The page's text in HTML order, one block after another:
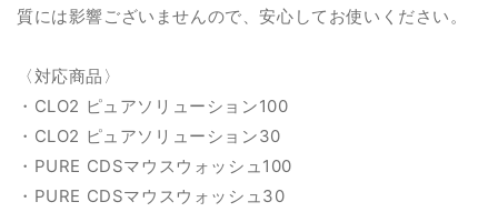
質には影響ございませんので、安心してお使いください。
〈対応商品〉
・CLO2 ピュアソリューション100
・CLO2 ピュアソリューション30
・PURE CDSマウスウォッシュ100
・PURE CDSマウスウォッシュ30